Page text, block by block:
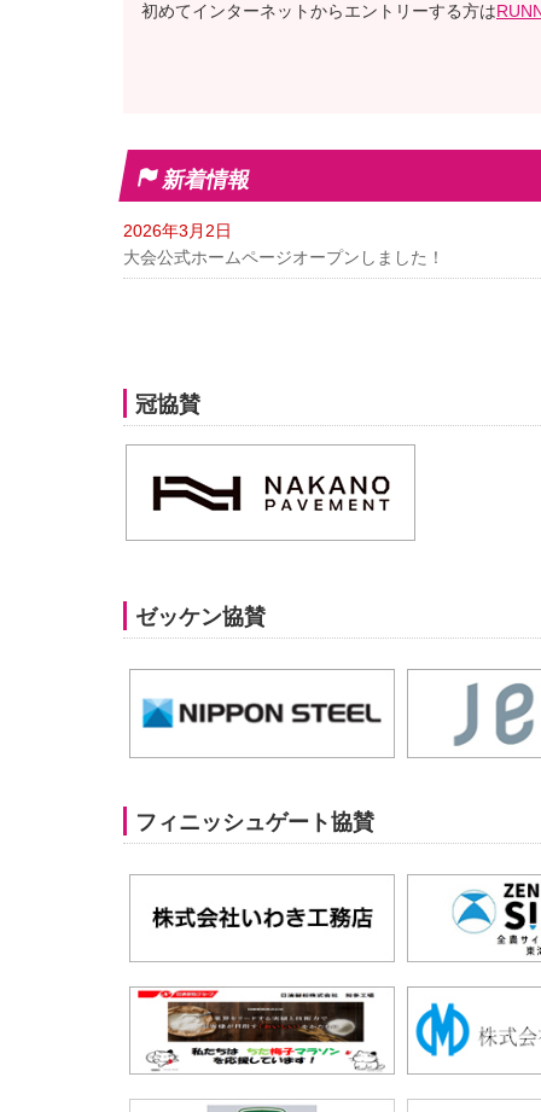
初めてインターネットからエントリーする方は
新着情報
2026年3月2日
大会公式ホームページオープンしました！
冠協賛
ゼッケン協賛
フィニッシュゲート協賛